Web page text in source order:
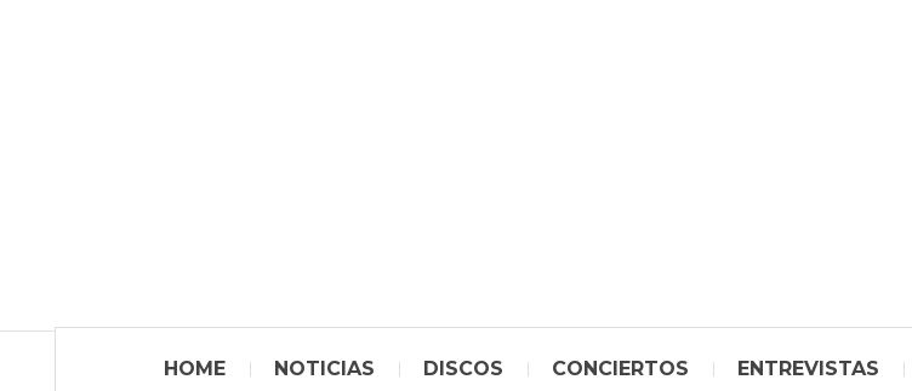
HOME NOTICIAS DISCOS CONCIERTOS ENTREVISTAS